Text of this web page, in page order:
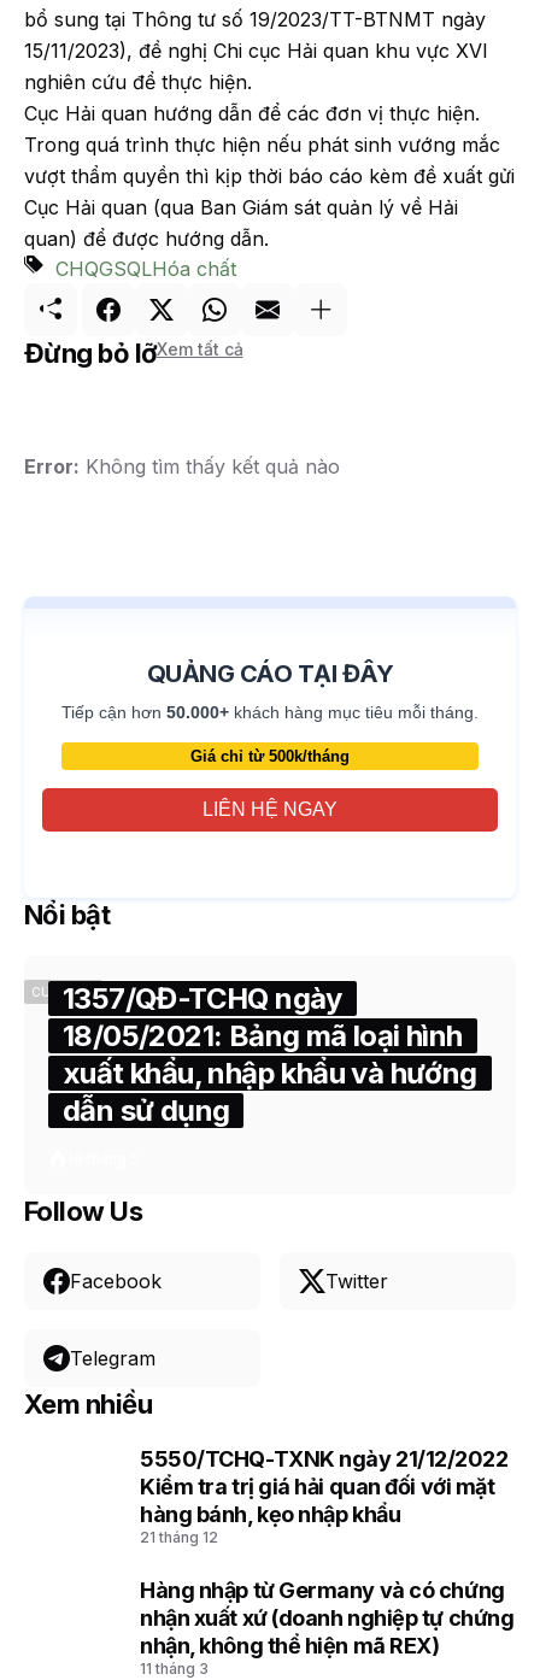
bổ sung tại Thông tư số 19/2023/TT-BTNMT ngày
15/11/2023), đề nghị Chi cục Hải quan khu vực XVI
nghiên cứu để thực hiện.
Cục Hải quan hướng dẫn để các đơn vị thực hiện.
Trong quá trình thực hiện nếu phát sinh vướng mắc
vượt thẩm quyền thì kịp thời báo cáo kèm đề xuất gửi
Cục Hải quan (qua Ban Giám sát quản lý về Hải
quan) để được hướng dẫn.
CHQGSQLHóa chất
Đừng bỏ lỡXem tất cả
Error: Không tìm thấy kết quả nào
QUẢNG CÁO TẠI ĐÂY
Tiếp cận hơn 50.000+ khách hàng mục tiêu mỗi tháng.
Giá chỉ từ 500k/tháng
LIÊN HỆ NGAY
Nổi bật
CUSTOMS1357/QĐ-TCHQ ngày
18/05/2021: Bảng mã loại hình
xuất khẩu, nhập khẩu và hướng
dẫn sử dụng
Follow Us
Facebook Twitter
Telegram
Xem nhiều
5550/TCHQ-TXNK ngày 21/12/2022
Kiểm tra trị giá hải quan đối với mặt
hàng bánh, kẹo nhập khẩu
21 tháng 12
Hàng nhập từ Germany và có chứng
nhận xuất xứ (doanh nghiệp tự chứng
nhận, không thể hiện mã REX)
11 tháng 3